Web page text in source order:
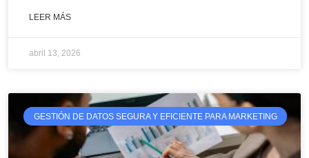
LEER MÁS
abril 13, 2026
GESTIÓN DE DATOS SEGURA Y EFICIENTE PARA MARKETING